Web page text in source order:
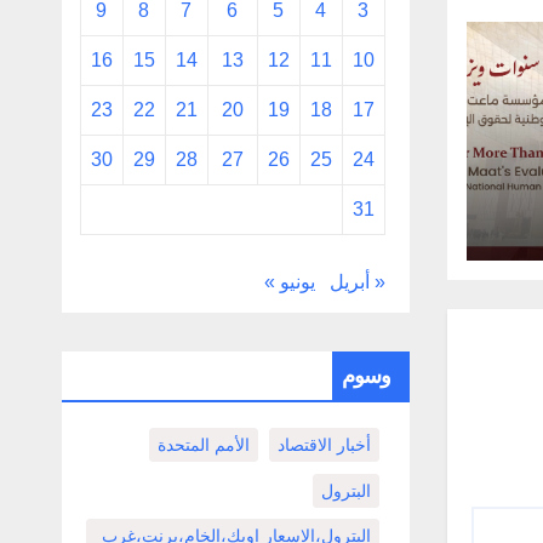
3
4
5
6
7
8
9
10
11
12
13
14
15
16
17
18
19
20
21
22
23
24
25
26
27
28
29
30
31
« أبريل يونيو »
وسوم
أخبار الاقتصاد الأمم المتحدة
البترول
البترول،الاسعار اوبك،الخام،برنت،غرب